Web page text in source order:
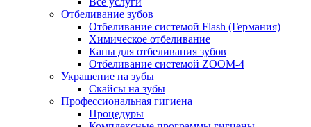
Отбеливание зубов
Отбеливание системой Flash (Германия)
Химическое отбеливание
Капы для отбеливания зубов
Отбеливание системой ZOOM-4
Украшение на зубы
Скайсы на зубы
Профессиональная гигиена
Процедуры